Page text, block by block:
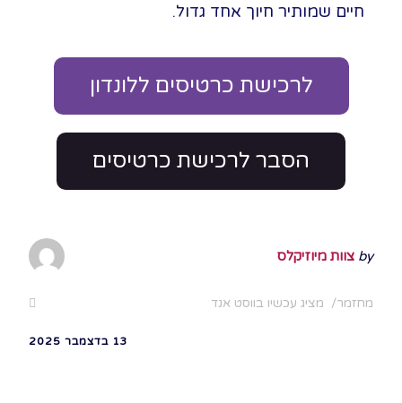
חיים שמותיר חיוך אחד גדול.
לרכישת כרטיסים ללונדון
הסבר לרכישת כרטיסים
by צוות מיוזיקלס
מחזמר מציג עכשיו בווסט אנד
13 בדצמבר 2025